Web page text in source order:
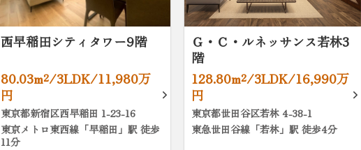
西早稲田シティタワー9階
80.03m²/3LDK/11,980万
円
東京都新宿区西早稲田 1-23-16
東京メトロ東西線「早稲田」駅 徒歩
11分
Ｇ・Ｃ・ルネッサンス若林3
階
128.80m²/3LDK/16,990万
円
東京都世田谷区若林 4-38-1
東急世田谷線「若林」駅 徒歩4分